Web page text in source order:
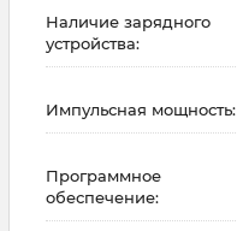
Наличие зарядного
устройства:
Импульсная мощность:
Программное
обеспечение: